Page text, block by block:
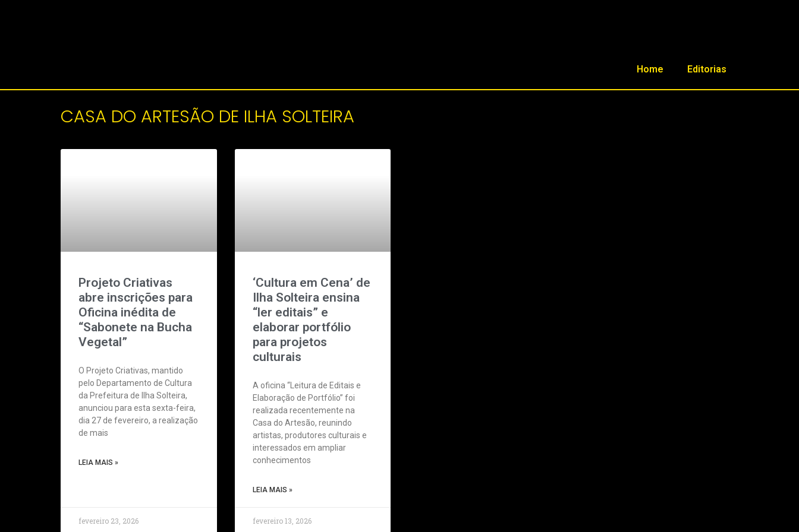
Home Editorias
CASA DO ARTESÃO DE ILHA SOLTEIRA
Projeto Criativas
abre inscrições para
Oficina inédita de
“Sabonete na Bucha
Vegetal”
O Projeto Criativas, mantido
pelo Departamento de Cultura
da Prefeitura de Ilha Solteira,
anunciou para esta sexta-feira,
dia 27 de fevereiro, a realização
de mais
LEIA MAIS »
fevereiro 23, 2026
‘Cultura em Cena’ de
Ilha Solteira ensina
“ler editais” e
elaborar portfólio
para projetos
culturais
A oficina “Leitura de Editais e
Elaboração de Portfólio” foi
realizada recentemente na
Casa do Artesão, reunindo
artistas, produtores culturais e
interessados em ampliar
conhecimentos
LEIA MAIS »
fevereiro 13, 2026